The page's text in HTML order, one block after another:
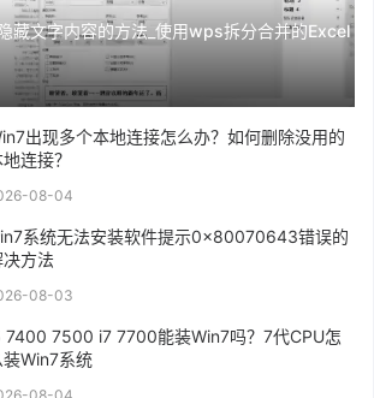
藏文字内容的方法_使用wps拆分合并的Excel
出现多个本地连接怎么办？如何删除没用的
连接？
08-04
系统无法安装软件提示0x80070643错误的
决方法
08-03
7400 7500 i7 7700能装Win7吗？7代CPU怎
装Win7系统